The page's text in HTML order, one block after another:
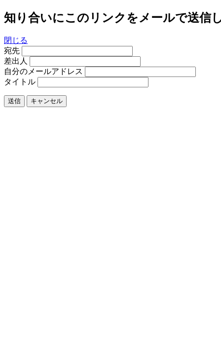
知り合いにこのリンクをメールで送信
閉じる
宛先
差出人
自分のメールアドレス
タイトル
送信 キャンセル